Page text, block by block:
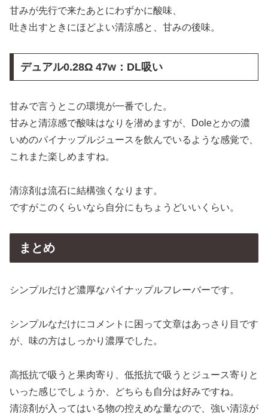
甘みが先行で来たあとにわずかに酸味、
吐き出すときにほどよい清涼感と、甘みの後味。
デュアル0.28Ω 47w：DL吸い
甘みで言うとこの環境が一番でした。
甘みと清涼感で酸味はなりを潜めますが、Doleとかの濃
いめのパイナップルジュースを飲んでいるような感覚で、
これまた楽しめますね。
清涼剤は流石に結構強くなります。
ですがこのくらいなら自分にもちょうどいいくらい。
まとめ
シンプルだけど濃厚なパイナップルフレーバーです。
シンプルなだけにコメントに困って文章はあっさり目です
が、味の方はしっかり濃厚でした。
高抵抗で吸うと果肉寄り、低抵抗で吸うとジュース寄りと
いった感じでしょうか、どちらも自分は好みですね。
清涼剤が入ってはいる物の控えめな量なので、強い清涼が